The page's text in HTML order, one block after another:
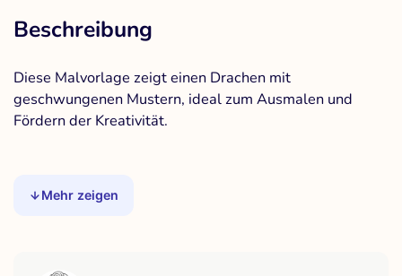
Beschreibung
Diese Malvorlage zeigt einen Drachen mit
geschwungenen Mustern, ideal zum Ausmalen und
Fördern der Kreativität.
Mehr zeigen